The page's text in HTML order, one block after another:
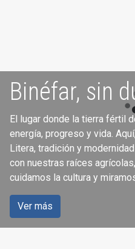
Binéfar, sin
El lugar donde la tierra fértil
energía, progreso y vida.
Litera, tradición y
con nuestras raíces
cuidamos la cultura y
Ver más
Servicios
ciudadanía
Accede a los servicios que
página web del
Ver más